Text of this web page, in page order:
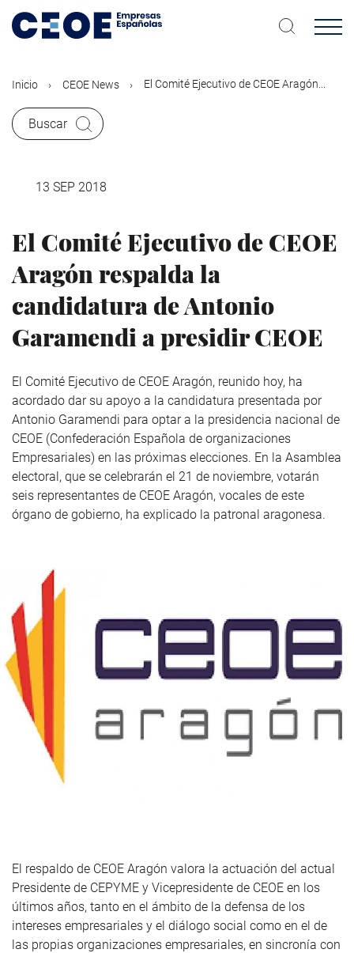
contenido
Inicio CEOE News El Comité Ejecutivo de CEOE Aragón...
Buscar
13 SEP 2018
El Comité Ejecutivo de CEOE
Aragón respalda la
candidatura de Antonio
Garamendi a presidir CEOE
El Comité Ejecutivo de CEOE Aragón, reunido hoy, ha
acordado dar su apoyo a la candidatura presentada por
Antonio Garamendi para optar a la presidencia nacional de
CEOE (Confederación Española de organizaciones
Empresariales) en las próximas elecciones. En la Asamblea
electoral, que se celebrarán el 21 de noviembre, votarán
seis representantes de CEOE Aragón, vocales de este
órgano de gobierno, ha explicado la patronal aragonesa.
El respaldo de CEOE Aragón valora la actuación del actual
Presidente de CEPYME y Vicepresidente de CEOE en los
últimos años, tanto en el ámbito de la defensa de los
intereses empresariales y el diálogo social como en el de
las propias organizaciones empresariales, en sincronía con